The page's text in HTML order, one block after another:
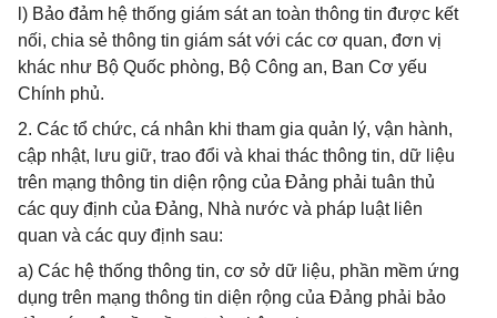
l) Bảo đảm hệ thống giám sát an toàn thông tin được kết
nối, chia sẻ thông tin giám sát với các cơ quan, đơn vị
khác như Bộ Quốc phòng, Bộ Công an, Ban Cơ yếu
Chính phủ.
2. Các tổ chức, cá nhân khi tham gia quản lý, vận hành,
cập nhật, lưu giữ, trao đổi và khai thác thông tin, dữ liệu
trên mạng thông tin diện rộng của Đảng phải tuân thủ
các quy định của Đảng, Nhà nước và pháp luật liên
quan và các quy định sau:
a) Các hệ thống thông tin, cơ sở dữ liệu, phần mềm ứng
dụng trên mạng thông tin diện rộng của Đảng phải bảo